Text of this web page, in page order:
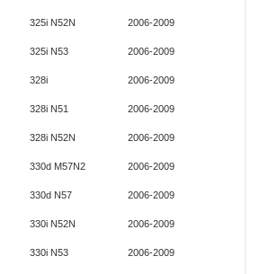
325i N52N 2006-2009
325i N53 2006-2009
328i 2006-2009
328i N51 2006-2009
328i N52N 2006-2009
330d M57N2 2006-2009
330d N57 2006-2009
330i N52N 2006-2009
330i N53 2006-2009